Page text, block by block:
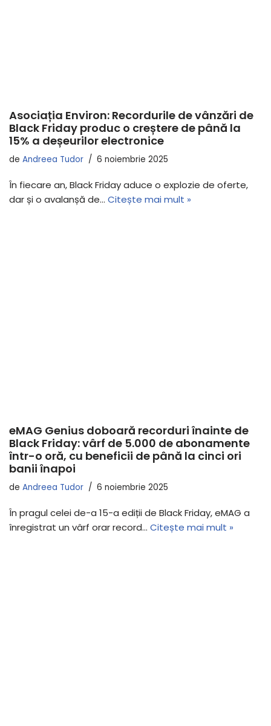
Asociația Environ: Recordurile de vânzări de
Black Friday produc o creștere de până la
15% a deșeurilor electronice
de Andreea Tudor 6 noiembrie 2025
În fiecare an, Black Friday aduce o explozie de oferte,
dar și o avalanșă de… Citește mai mult »
eMAG Genius doboară recorduri înainte de
Black Friday: vârf de 5.000 de abonamente
într-o oră, cu beneficii de până la cinci ori
banii înapoi
de Andreea Tudor 6 noiembrie 2025
În pragul celei de-a 15-a ediții de Black Friday, eMAG a
înregistrat un vârf orar record… Citește mai mult »